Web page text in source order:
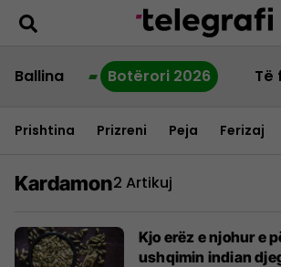
Ballina Botërori 2026 Të
Prishtina Prizreni Peja Ferizaj
Kardamon2 Artikuj
Kjo erëz e njohur e
ushqimin indian